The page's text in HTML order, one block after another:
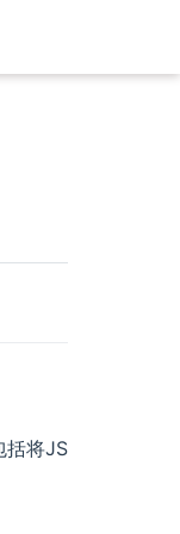
括将JS